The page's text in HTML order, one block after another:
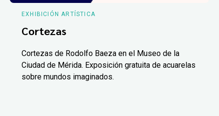
EXHIBICIÓN ARTÍSTICA
Cortezas
Cortezas de Rodolfo Baeza en el Museo de la
Ciudad de Mérida. Exposición gratuita de acuarelas
sobre mundos imaginados.